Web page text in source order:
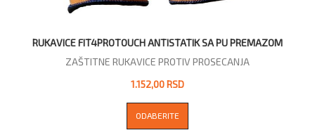
RUKAVICE FIT4PROTOUCH ANTISTATIK SA PU PREMAZOM
ZAŠTITNE RUKAVICE PROTIV PROSECANJA
1.152,00 RSD
ODABERITE